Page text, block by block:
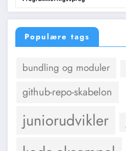
kategorier
Populære tags
bundling og moduler
github-repo-skabelon
juniorudvikler